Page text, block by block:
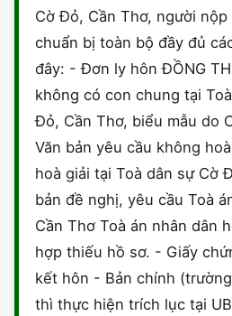
Cờ Đỏ, Cần Thơ, người
chuẩn bị toàn bộ đầy đủ
đây: - Đơn ly hôn ĐỒNG
không có con chung tại
Đỏ, Cần Thơ, biểu mẫu do
Văn bản yêu cầu không
hoà giải tại Toà dân sự Cờ
bản đề nghị, yêu cầu Toà
Cần Thơ Toà án nhân dân
hợp thiếu hồ sơ. - Giấy
kết hôn - Bản chính
thì thực hiện trích lục tại